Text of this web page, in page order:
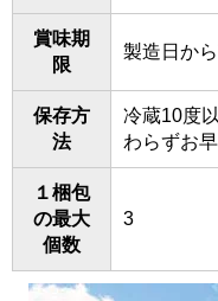
賞味期
限
製造日か
保存方
法
冷蔵10度
わらずお
１梱包
の最大
個数
3